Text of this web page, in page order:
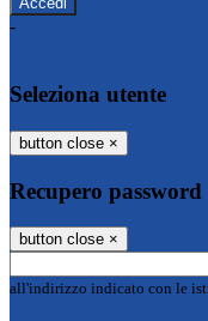
-
Seleziona utente
button close ×
Recupero password
button close ×
all'indirizzo indicato con le